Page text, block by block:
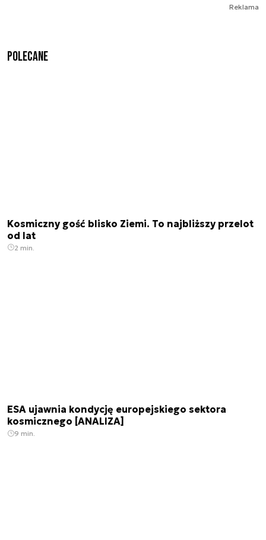
Reklama
Polecane
Kosmiczny gość blisko Ziemi. To najbliższy przelot
od lat
2 min.
ESA ujawnia kondycję europejskiego sektora
kosmicznego [ANALIZA]
9 min.